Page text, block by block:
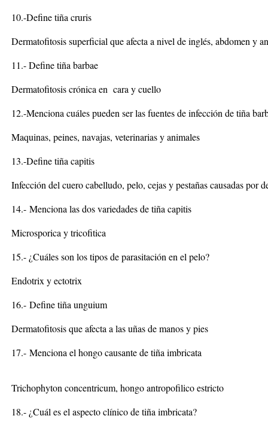
10.-Define tiña cruris
Dermatofitosis superficial que afecta a nivel de inglés, abdomen y
11.- Define tiña barbae
Dermatofitosis crónica en cara y cuello
12.-Menciona cuáles pueden ser las fuentes de infección de tiña
Maquinas, peines, navajas, veterinarias y animales
13.-Define tiña capitis
Infección del cuero cabelludo, pelo, cejas y pestañas causadas por
14.- Menciona las dos variedades de tiña capitis
Microsporica y tricofitica
15.- ¿Cuáles son los tipos de parasitación en el pelo?
Endotrix y ectotrix
16.- Define tiña unguium
Dermatofitosis que afecta a las uñas de manos y pies
17.- Menciona el hongo causante de tiña imbricata
Trichophyton concentricum, hongo antropofilico estricto
18.- ¿Cuál es el aspecto clínico de tiña imbricata?